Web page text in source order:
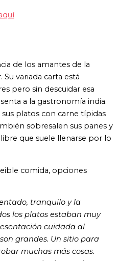
de los amantes de la
variada carta está
pero sin descuidar esa
a la gastronomía india.
platos con carne típidas
sobresalen sus panes y
que suele llenarse por lo
comida, opciones
tranquilo y la
los platos estaban muy
cuidada al
grandes. Un sitio para
muchas más cosas.